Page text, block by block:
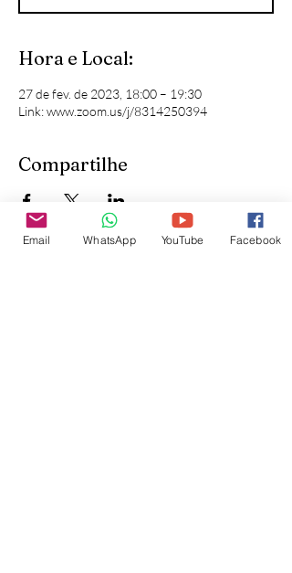
Hora e Local:
27 de fev. de 2023, 18:00 – 19:30
Link: www.zoom.us/j/8314250394
Compartilhe
Email WhatsApp YouTube Facebook